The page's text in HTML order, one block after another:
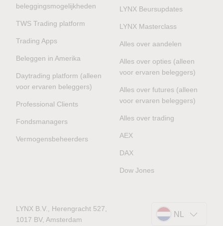
beleggingsmogelijkheden
TWS Trading platform
Trading Apps
Beleggen in Amerika
Daytrading platform (alleen
voor ervaren beleggers)
Professional Clients
Fondsmanagers
Vermogensbeheerders
LYNX Beursupdates
LYNX Masterclass
Alles over aandelen
Alles over opties (alleen
voor ervaren beleggers)
Alles over futures (alleen
voor ervaren beleggers)
Alles over trading
AEX
DAX
Dow Jones
LYNX B.V., Herengracht 527,
1017 BV, Amsterdam
NL